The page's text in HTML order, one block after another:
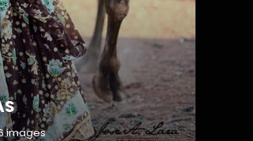
images